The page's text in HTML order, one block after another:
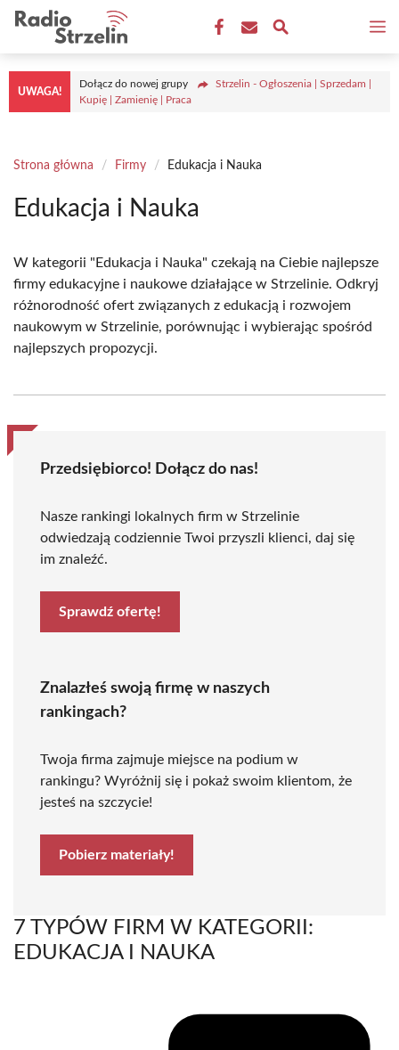
Przejdź
treści
UWAGA!
Dołącz do nowej grupy
Strzelin - Ogłoszenia | Sprzedam |
Kupię | Zamienię | Praca
Strona główna / Firmy / Edukacja i Nauka
Edukacja i Nauka
W kategorii "Edukacja i Nauka" czekają na Ciebie najlepsze
firmy edukacyjne i naukowe działające w Strzelinie. Odkryj
różnorodność ofert związanych z edukacją i rozwojem
naukowym w Strzelinie, porównując i wybierając spośród
najlepszych propozycji.
Przedsiębiorco! Dołącz do nas!
Nasze rankingi lokalnych firm w Strzelinie
odwiedzają codziennie Twoi przyszli klienci, daj się
im znaleźć.
Sprawdź ofertę!
Znalazłeś swoją firmę w naszych
rankingach?
Twoja firma zajmuje miejsce na podium w
rankingu? Wyróżnij się i pokaż swoim klientom, że
jesteś na szczycie!
Pobierz materiały!
7 TYPÓW FIRM W KATEGORII:
EDUKACJA I NAUKA